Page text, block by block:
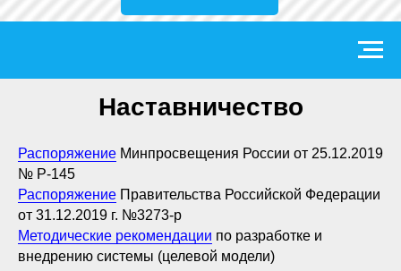
Наставничество
Распоряжение Минпросвещения России от 25.12.2019
№ Р-145
Распоряжение Правительства Российской Федерации
от 31.12.2019 г. №3273-р
Методические рекомендации по разработке и
внедрению системы (целевой модели)